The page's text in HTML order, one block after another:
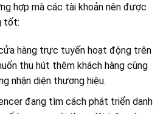
hợp mà các tài khoản nên được
tốt:
hàng trực tuyến hoạt động trên
thu hút thêm khách hàng cũng
nhận diện thương hiệu.
đang tìm cách phát triển danh